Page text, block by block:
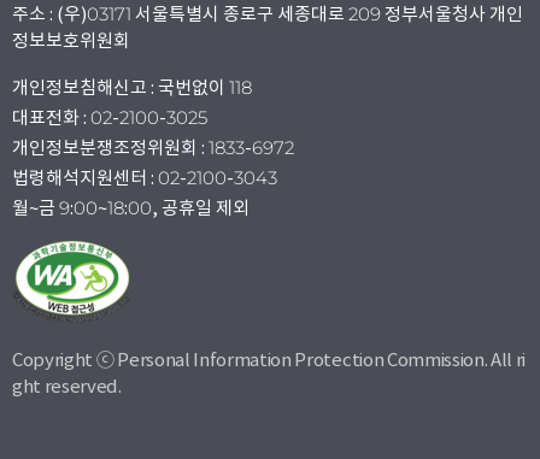
주소 : (우)03171 서울특별시 종로구 세종대로 209 정부서울청사 개인
정보보호위원회
개인정보침해신고 : 국번없이 118
대표전화 : 02-2100-3025
개인정보분쟁조정위원회 : 1833-6972
법령해석지원센터 : 02-2100-3043
월~금 9:00~18:00, 공휴일 제외
Copyright ⓒ Personal Information Protection Commission. All ri
ght reserved.